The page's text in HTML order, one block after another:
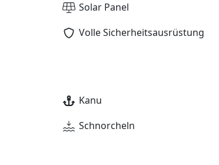
Solar Panel
Volle Sicherheitsausrüstung
Kanu
Schnorcheln